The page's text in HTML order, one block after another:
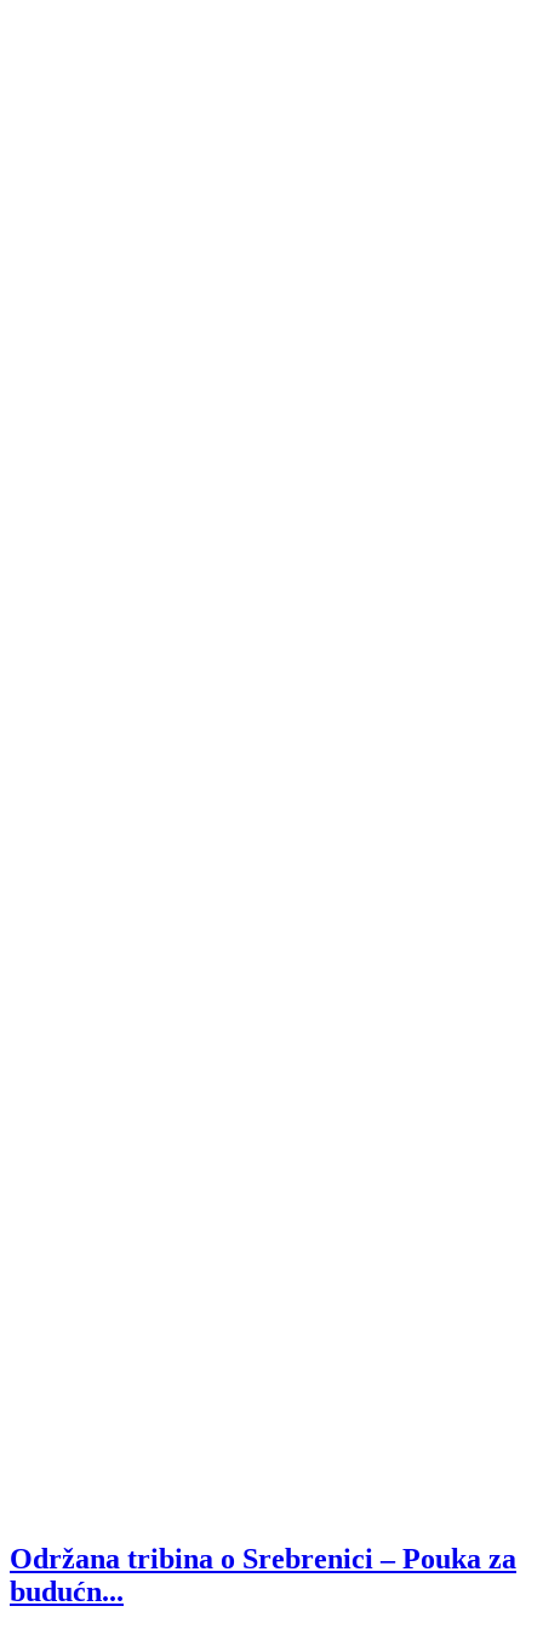
Održana tribina o Srebrenici – Pouka za
budućn...